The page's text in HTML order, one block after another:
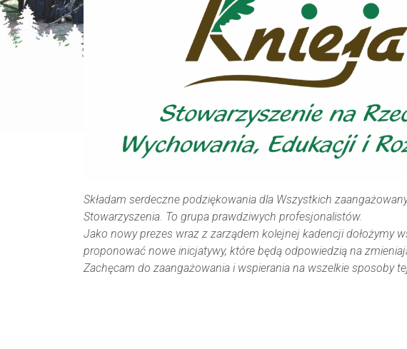
Składam serdeczne podziękowania dla Wszystkich
Stowarzyszenia. To grupa prawdziwych profesjonalistów.
Jako nowy prezes wraz z zarządem kolejnej kadencji dołożymy
proponować nowe inicjatywy, które będą odpowiedzią na
Zachęcam do zaangażowania i wspierania na wszelkie sposoby